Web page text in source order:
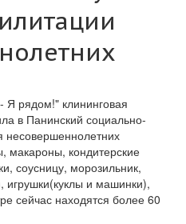
рядом!" клининговая
в Панинский социально-
несовершеннолетних
макароны, кондитерские
соусницу, морозильник,
игрушки(куклы и машинки),
сейчас находятся более 60